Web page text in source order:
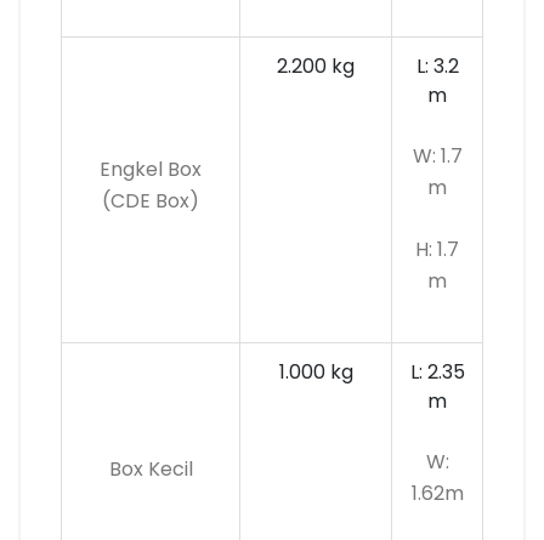
Engkel Box
(CDE Box)
2.200 kg
L: 3.2
m
W: 1.7
m
H: 1.7
m
Box Kecil
1.000 kg
L: 2.35
m
W:
1.62m